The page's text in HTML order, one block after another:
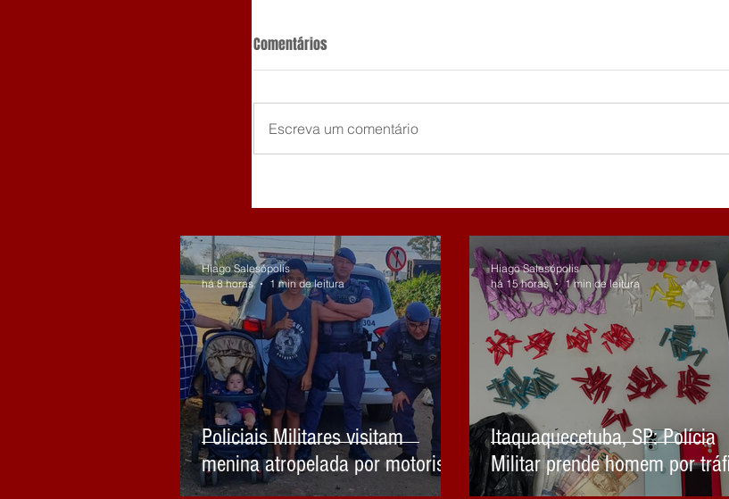
Comentários
Escreva um comentário
Policiais Militares visitam
menina atropelada por motorista
embriagado em Biritiba Mirim e
Hiago Salesópolis
há 8 horas
1 min de leitura
Itaquaquecetuba, SP: Polícia
Militar prende homem por
de drogas
Hiago Salesópolis
há 15 horas
1 min de leitura